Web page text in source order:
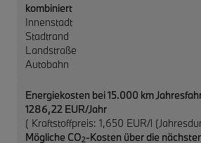
kombiniert
Innenstadt
Stadtrand
Landstraße
Autobahn
Energiekosten bei 15.000 km
1286,22 EUR/Jahr
( Kraftstoffpreis: 1,650 EUR/l
Mögliche CO2-Kosten über die